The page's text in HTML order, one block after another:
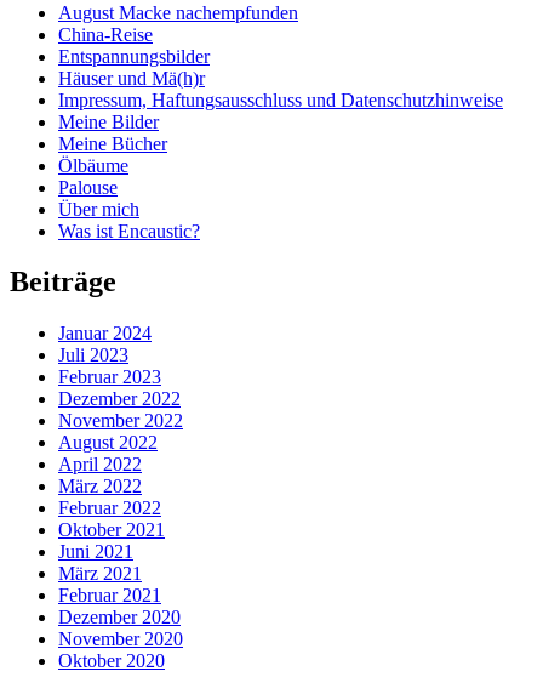
August Macke nachempfunden
China-Reise
Entspannungsbilder
Häuser und Mä(h)r
Impressum, Haftungsausschluss und Datenschutzhinweise
Meine Bilder
Meine Bücher
Ölbäume
Palouse
Über mich
Was ist Encaustic?
Beiträge
Januar 2024
Juli 2023
Februar 2023
Dezember 2022
November 2022
August 2022
April 2022
März 2022
Februar 2022
Oktober 2021
Juni 2021
März 2021
Februar 2021
Dezember 2020
November 2020
Oktober 2020